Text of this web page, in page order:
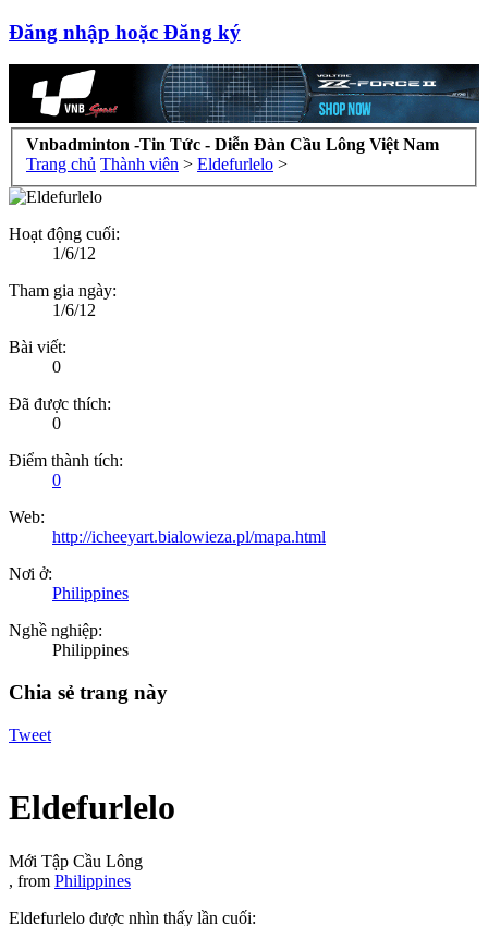
Đăng nhập hoặc Đăng ký
Vnbadminton -Tin Tức - Diễn Đàn Cầu Lông Việt Nam
Trang chủ Thành viên > Eldefurlelo >
Hoạt động cuối:
1/6/12
Tham gia ngày:
1/6/12
Bài viết:
0
Đã được thích:
0
Điểm thành tích:
0
Web:
http://icheeyart.bialowieza.pl/mapa.html
Nơi ở:
Philippines
Nghề nghiệp:
Philippines
Chia sẻ trang này
Tweet
Eldefurlelo
Mới Tập Cầu Lông
, from Philippines
Eldefurlelo được nhìn thấy lần cuối: